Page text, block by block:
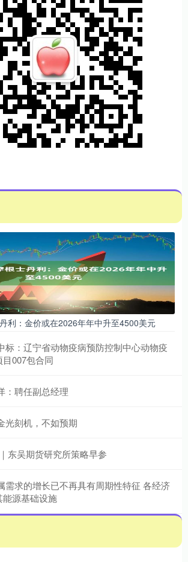
利：金价或在2026年年中升至4500美元
标：辽宁省动物疫病预防控制中心动物疫
007包合同
：聘任副总经理
光刻机，不如预期
东吴期货研究所策略早参
需求的增长已不再具有周期性特征 各经济
源基础设施